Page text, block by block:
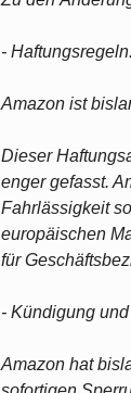
-
Amazon ist
Dieser
enger gefasst.
Fahrlässigkeit
europäischen
für
- Kündigung
Amazon hat